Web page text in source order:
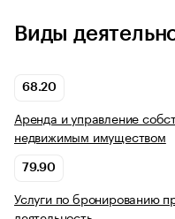
Виды
68.20
Аренда и управление
недвижимым имуществом
79.90
Услуги по бронированию